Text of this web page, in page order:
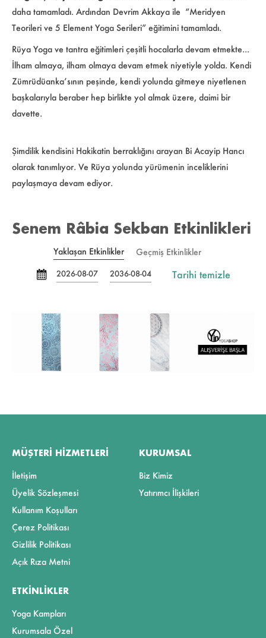
daha tamamladı. Ardından Devrim Akkaya ile “Meridyen
Teorileri ve 5 Element Yoga Serileri” eğitimini tamamladı.
Rüya Yoga ve tantra eğitimleri çeşitli hocalarla devam etmekte...
İlham almaya, ilham olmaya devam etmek niyetiyle yolda. Kendi
Zümrüdüanka’sının peşinde, kendi yolunda gitmeye niyetlenen
başkalarıyla beraber hep birlikte yol almak üzere, daimi bir
davette.
Şimdilik kendisini Hakikatin berraklığını arayan Bi Acayip Hancı
olarak tanımlıyor. Ve Rüya yolunda yürümenin inceliklerini
paylaşmaya devam ediyor.
Senem Râbia Sekban Etkinlikleri
Yaklaşan Etkinlikler Geçmiş Etkinlikler
2026-08-07 2036-08-04 Tarihi temizle
MÜŞTERI HIZMETLERI
İletişim
Üyelik Sözleşmesi
Kullanım Koşulları
Çerez Politikası
Gizlilik Politikası
Açık Rıza Metni
KURUMSAL
Biz Kimiz
Yatırımcı İlişkileri
ETKINLIKLER
Yoga Kampları
Kurumsala Özel